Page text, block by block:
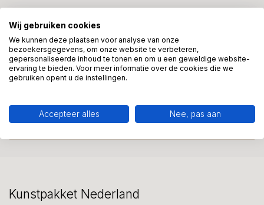
Meer informatie?
We helpen graag met uw keuze of geven advies, bel of app
Klantenservice
Kunstpakket Nederland
Wij gebruiken cookies
We kunnen deze plaatsen voor analyse van onze
bezoekersgegevens, om onze website te verbeteren,
gepersonaliseerde inhoud te tonen en om u een geweldige website-
ervaring te bieden. Voor meer informatie over de cookies die we
gebruiken opent u de instellingen.
Accepteer alles Nee, pas aan